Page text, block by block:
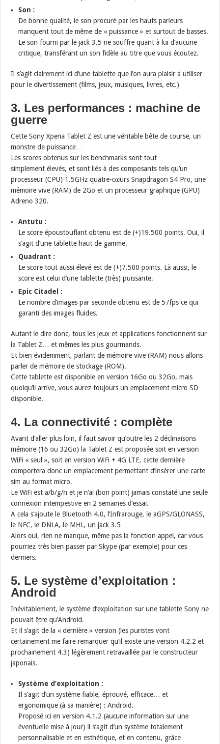
Son :
De bonne qualité, le son procuré par les hauts parleurs
manquent tout de même de « puissance » et surtout de basses.
Le son fourni par le jack 3.5 ne souffre quant à lui d’aucune
critique, transférant un son fidèle au titre que vous écoutez.
Il s’agit clairement ici d’une tablette que l’on aura plaisir à utiliser
pour le divertissement (films, jeux, musiques, livres, etc.)
3. Les performances : machine de
guerre
Cette Sony Xperia Tablet Z est une véritable bête de course, un
monstre de puissance…
Les scores obtenus sur les benchmarks sont tout
simplement élevés, et sont liés à des composants tels qu’un
processeur (CPU) 1.5GHz quatre-cœurs Snapdragon S4 Pro, une
mémoire vive (RAM) de 2Go et un processeur graphique (GPU)
Adreno 320.
Antutu :
Le score époustouflant obtenu est de (+)19.500 points. Oui, il
s’agit d’une tablette haut de gamme.
Quadrant :
Le score tout aussi élevé est de (+)7.500 points. Là aussi, le
score est celui d’une tablette (très) puissante.
Epic Citadel :
Le nombre d’images par seconde obtenu est de 57fps ce qui
garanti des images fluides.
Autant le dire donc, tous les jeux et applications fonctionnent sur
la Tablet Z… et mêmes les plus gourmands.
Et bien évidemment, parlant de mémoire vive (RAM) nous allons
parler de mémoire de stockage (ROM).
Cette tablette est disponible en version 16Go ou 32Go, mais
quoiqu’il arrive, vous aurez toujours un emplacement micro SD
disponible.
4. La connectivité : complète
Avant d’aller plus loin, il faut savoir qu’outre les 2 déclinaisons
mémoire (16 ou 32Go) la Tablet Z est proposée soit en version
WiFi « seul », soit en version WiFi + 4G LTE, cette dernière
comportera donc un emplacement permettant d’insérer une carte
sim au format micro.
Le WiFi est a/b/g/n et je n’ai (bon point) jamais constaté une seule
connexion intempestive en 2 semaines d’essai.
A cela s’ajoute le Bluetooth 4.0, l’Infrarouge, le aGPS/GLONASS,
le NFC, le DNLA, le MHL, un jack 3.5…
Alors oui, rien ne manque, même pas la fonction appel, car vous
pourriez très bien passer par Skype (par exemple) pour ces
derniers.
5. Le système d’exploitation :
Android
Inévitablement, le système d’exploitation sur une tablette Sony ne
pouvait être qu’Android.
Et il s’agit de la « dernière » version (les puristes vont
certainement me faire remarquer qu’il existe une version 4.2.2 et
prochainement 4.3) légèrement retravaillée par le constructeur
japonais.
Système d’exploitation :
Il s’agit d’un système fiable, éprouvé, efficace… et
ergonomique (à sa manière) : Android.
Proposé ici en version 4.1.2 (aucune information sur une
éventuelle mise à jour) il s’agit d’un système totalement
personnalisable et en esthétique, et en contenu, grâce